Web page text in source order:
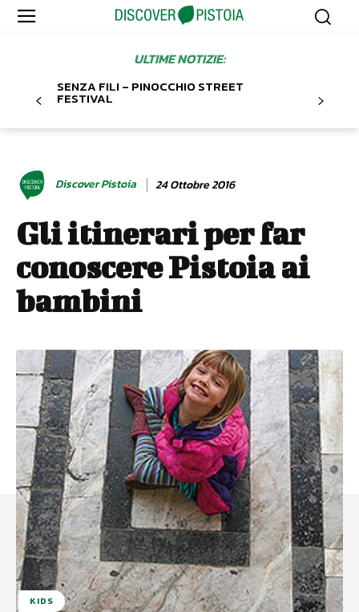
ULTIME NOTIZIE:
SENZA FILI – PINOCCHIO STREET
FESTIVAL
Discover Pistoia 24 Ottobre 2016
Gli itinerari per far
conoscere Pistoia ai
bambini
KIDS